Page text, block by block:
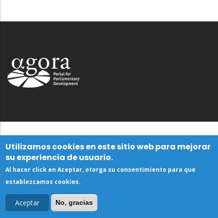
Utilizamos cookies en este sitio web para mejorar
su experiencia de usuario.
Al hacer click en Aceptar, otorga su consentimiento para que
establezcamos cookies.
Aceptar No, gracias